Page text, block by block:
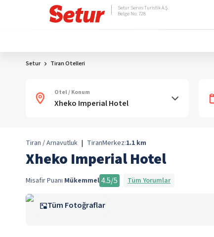
Setur Servis Turistik A.Ş.
Belge No: 728
Setur Tiran Otelleri
Otel / Konum
Tiran / Arnavutluk | TiranMerkez:1.1 km
Xheko Imperial Hotel
Misafir Puanı Mükemmel 4.5/5 Tüm Yorumlar
Tüm Fotoğraflar